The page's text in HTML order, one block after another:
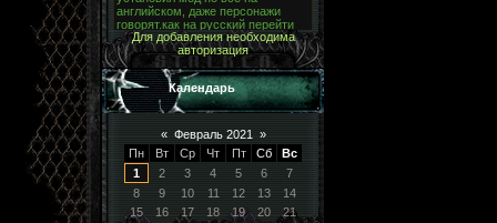
Для добавления необходима
авторизация
Календарь
« Февраль 2021
»
Пн
Вт Ср Чт Пт Сб
Вс
1
2 3 4 5 6
7
8
9 10 11 12 13
14
15
16 17 18 19 20
21